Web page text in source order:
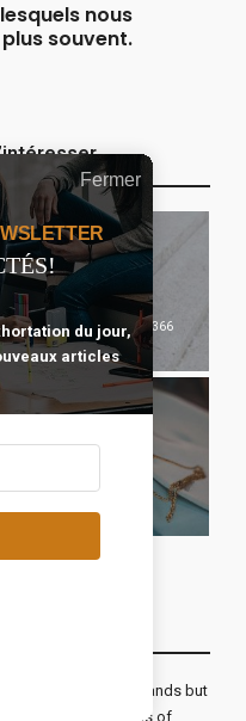
nous
souvent.
Avec
366
Et Argent
not in seeking new lands but
secret destinations of
Fermer
du jour,
articles